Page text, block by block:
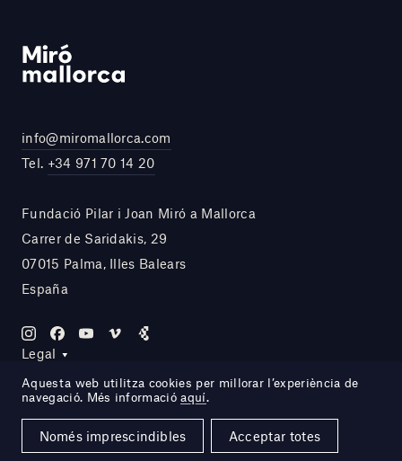
info@miromallorca.com
Tel. +34 971 70 14 20
Fundació Pilar i Joan Miró a Mallorca
Carrer de Saridakis, 29
07015 Palma, Illes Balears
España
Legal
Site by DOMO—A
Aquesta web utilitza cookies per millorar l’experiència de
navegació. Més informacióaquí.
Només imprescindibles Acceptar totes